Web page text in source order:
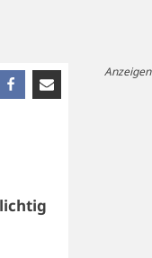
Anzeigen